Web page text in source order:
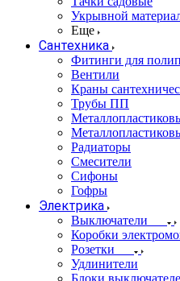
Укрывной
Еще
Сантехника
Фитинги для
Вентили
Краны
Трубы ПП
Радиаторы
Смесители
Сифоны
Гофры
Электрика
Выключатели
Коробки
Розетки
Удлинители
Блоки